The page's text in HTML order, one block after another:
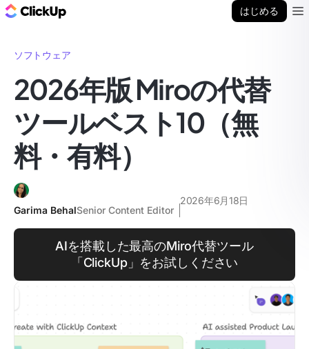
はじめる
ソフトウェア
2026年版 Miroの代替
ツールベスト10（無
料・有料）
Garima BehalSenior Content Editor
2026年6月18日
AIを搭載した最高のMiro代替ツール
「ClickUp」をお試しください